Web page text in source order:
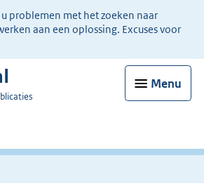
problemen met het zoeken naar
aan een oplossing. Excuses voor
Menu